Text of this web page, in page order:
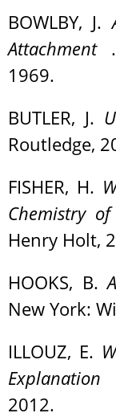
BOWLBY, J.
Attachment
1969.
BUTLER, J.
Routledge,
FISHER, H.
Chemistry
Henry Holt,
HOOKS, B.
New York:
ILLOUZ, E.
Explanation
2012.